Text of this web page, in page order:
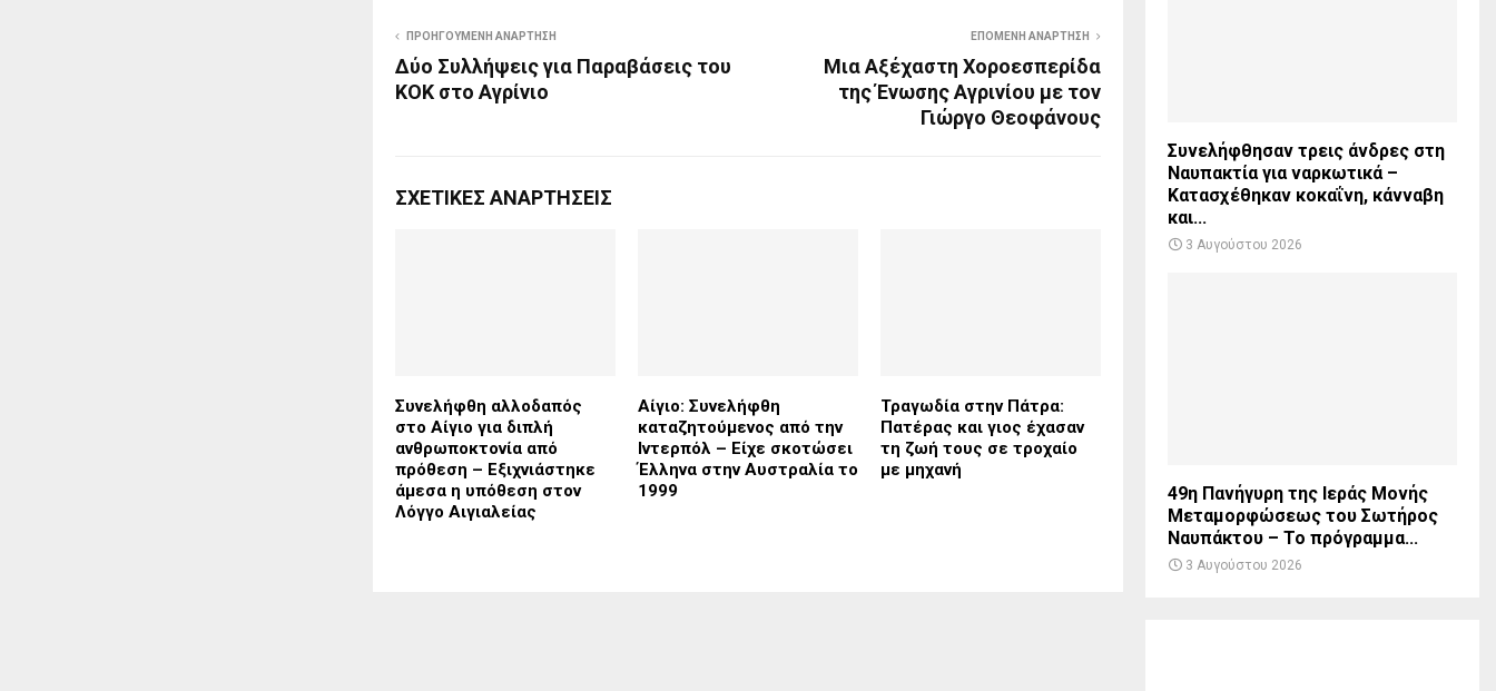
ΠΡΟΗΓΟΎΜΕΝΗ ΑΝΆΡΤΗΣΗ
Δύο Συλλήψεις για Παραβάσεις του
ΚΟΚ στο Αγρίνιο
ΕΠΌΜΕΝΗ ΑΝΆΡΤΗΣΗ
Μια Αξέχαστη Χοροεσπερίδα
της Ένωσης Αγρινίου με τον
Γιώργο Θεοφάνους
ΣΧΕΤΙΚΈΣ ΑΝΑΡΤΉΣΕΙΣ
Συνελήφθη αλλοδαπός
στο Αίγιο για διπλή
ανθρωποκτονία από
πρόθεση – Εξιχνιάστηκε
άμεσα η υπόθεση στον
Λόγγο Αιγιαλείας
Αίγιο: Συνελήφθη
καταζητούμενος από την
Ιντερπόλ – Είχε σκοτώσει
Έλληνα στην Αυστραλία το
1999
Τραγωδία στην Πάτρα:
Πατέρας και γιος έχασαν
τη ζωή τους σε τροχαίο
με μηχανή
Συνελήφθησαν τρεις άνδρες στη
Ναυπακτία για ναρκωτικά –
Κατασχέθηκαν κοκαΐνη, κάνναβη
και...
3 Αυγούστου 2026
49η Πανήγυρη της Ιεράς Μονής
Μεταμορφώσεως του Σωτήρος
Ναυπάκτου – Το πρόγραμμα...
3 Αυγούστου 2026